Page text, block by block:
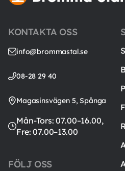
KONTAKTA OSS
info@brommastal.se
08-28 29 40
Magasinsvägen 5, Spånga
Mån-Tors: 07.00–16.00,
Fre: 07.00–13.00
FÖLJ OSS